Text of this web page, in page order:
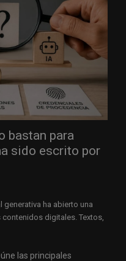
bastan para
sido escrito por
ha abierto una
digitales. Textos,
las principales